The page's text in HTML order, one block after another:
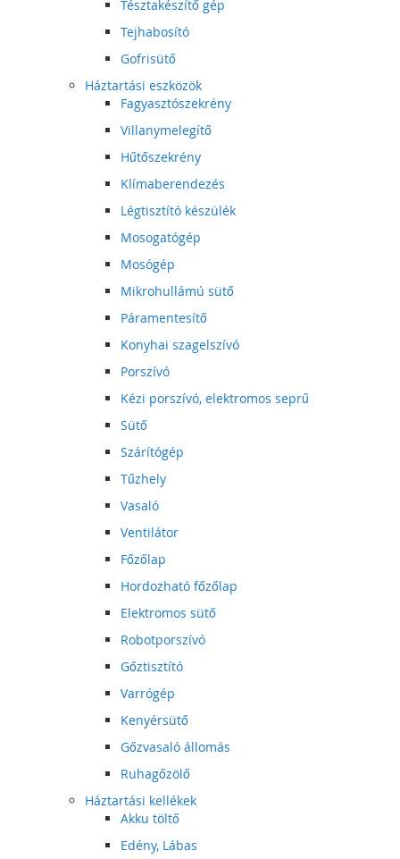
Tésztakészítő gép
Tejhabosító
Gofrisütő
Háztartási eszközök
Fagyasztószekrény
Villanymelegítő
Hűtőszekrény
Klímaberendezés
Légtisztító készülék
Mosogatógép
Mosógép
Mikrohullámú sütő
Páramentesítő
Konyhai szagelszívó
Porszívó
Kézi porszívó, elektromos seprű
Sütő
Szárítógép
Tűzhely
Vasaló
Ventilátor
Főzőlap
Hordozható főzőlap
Elektromos sütő
Robotporszívó
Gőztisztító
Varrógép
Kenyérsütő
Gőzvasaló állomás
Ruhagőzölő
Háztartási kellékek
Akku töltő
Edény, Lábas